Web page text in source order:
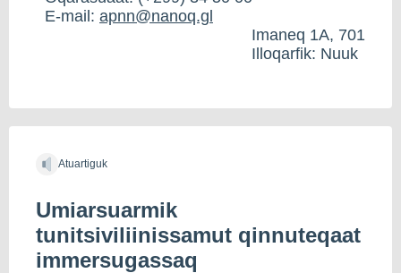
E-mail: apnn@nanoq.gl
Imaneq 1A, 701
Illoqarfik: Nuuk
Atuartiguk
Umiarsuarmik
tunitsiviliinissamut qinnuteqaat
immersugassaq